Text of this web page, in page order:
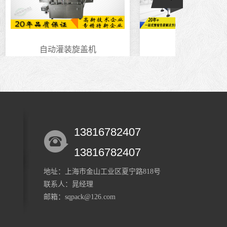
自动灌装旋盖机
13816782407
13816782407
地址：上海市金山工业区夏宁路818号
联系人：晁经理
邮箱：sqpack@126.com